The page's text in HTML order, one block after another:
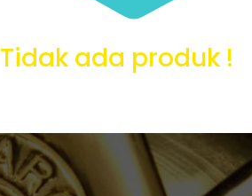
Tidak ada produk !